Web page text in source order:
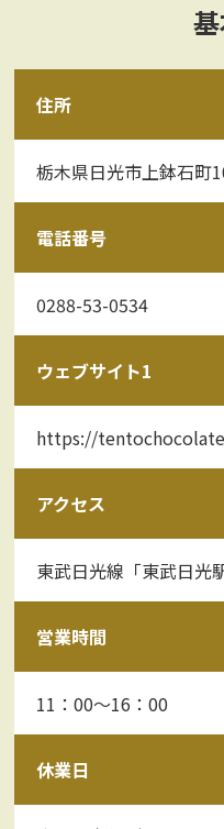
住所
栃木県日光市上鉢石町
電話番号
0288-53-0534
ウェブサイト1
https://
アクセス
東武日光線「東武日光
営業時間
11：00～16：00
休業日